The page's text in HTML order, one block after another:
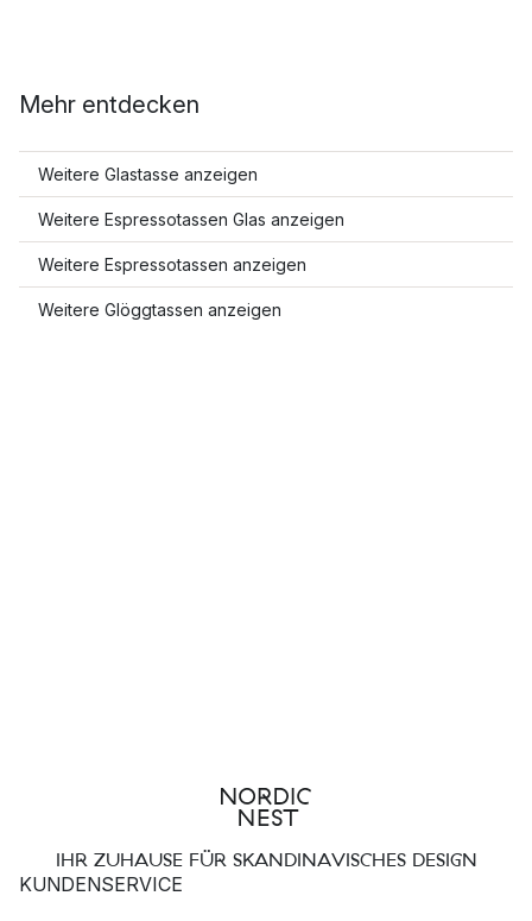
Mehr entdecken
Weitere Glastasse anzeigen
Weitere Espressotassen Glas anzeigen
Weitere Espressotassen anzeigen
Weitere Glöggtassen anzeigen
IHR ZUHAUSE FÜR SKANDINAVISCHES DESIGN
KUNDENSERVICE